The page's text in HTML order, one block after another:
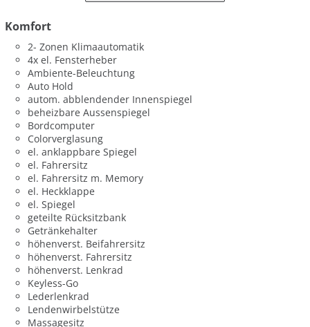
Komfort
2- Zonen Klimaautomatik
4x el. Fensterheber
Ambiente-Beleuchtung
Auto Hold
autom. abblendender Innenspiegel
beheizbare Aussenspiegel
Bordcomputer
Colorverglasung
el. anklappbare Spiegel
el. Fahrersitz
el. Fahrersitz m. Memory
el. Heckklappe
el. Spiegel
geteilte Rücksitzbank
Getränkehalter
höhenverst. Beifahrersitz
höhenverst. Fahrersitz
höhenverst. Lenkrad
Keyless-Go
Lederlenkrad
Lendenwirbelstütze
Massagesitz